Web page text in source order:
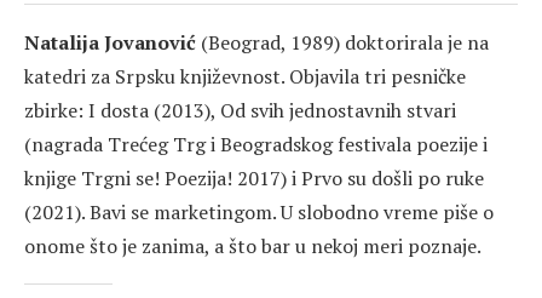
Natalija Jovanović (Beograd, 1989) doktorirala je na
katedri za Srpsku književnost. Objavila tri pesničke
zbirke: I dosta (2013), Od svih jednostavnih stvari
(nagrada Trećeg Trg i Beogradskog festivala poezije i
knjige Trgni se! Poezija! 2017) i Prvo su došli po ruke
(2021). Bavi se marketingom. U slobodno vreme piše o
onome što je zanima, a što bar u nekoj meri poznaje.